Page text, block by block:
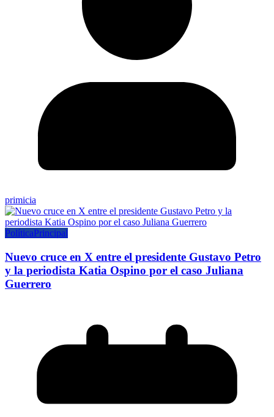
primicia
PolíticaPrincipal
Nuevo cruce en X entre el presidente Gustavo Petro
y la periodista Katia Ospino por el caso Juliana
Guerrero